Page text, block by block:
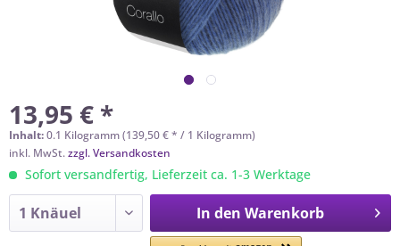
13,95 € *
Inhalt:0.1 Kilogramm (139,50 € * / 1 Kilogramm)
inkl. MwSt.zzgl. Versandkosten
Sofort versandfertig, Lieferzeit ca. 1-3 Werktage
In den Warenkorb